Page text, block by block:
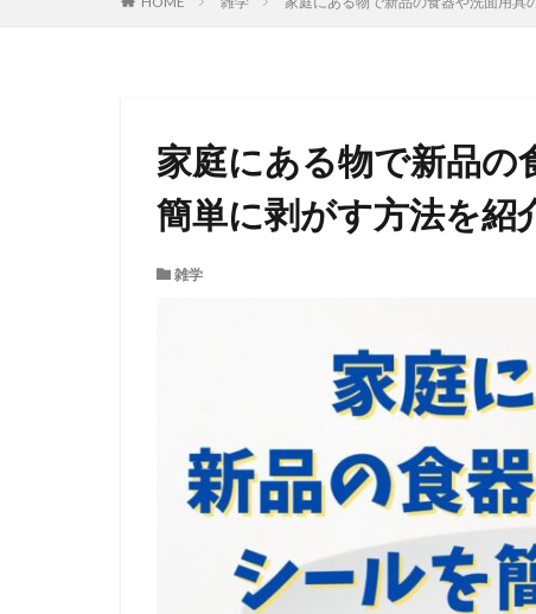
家庭にある物で新品の
簡単に剥がす方法を紹
雑学